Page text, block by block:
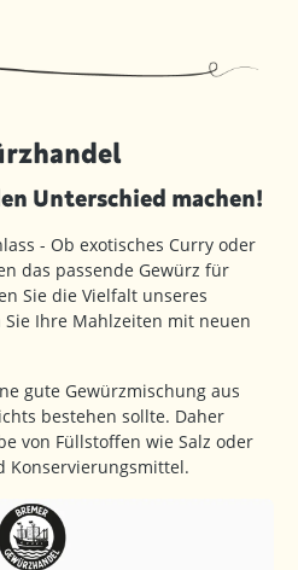
Unterschied machen!
- Ob exotisches Curry oder
das passende Gewürz für
Sie die Vielfalt unseres
Ihre Mahlzeiten mit neuen
gute Gewürzmischung aus
bestehen sollte. Daher
von Füllstoffen wie Salz oder
Konservierungsmittel.